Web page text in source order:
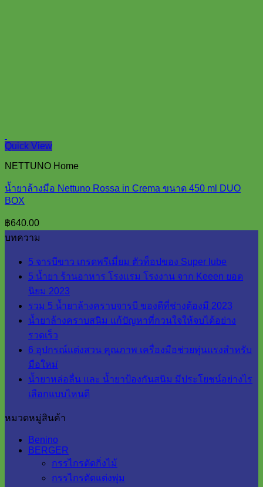
Quick View
NETTUNO Home
น้ำยาล้างมือ Nettuno Rossa in Crema ขนาด 450 ml DUO
BOX
฿640.00
บทความ
5 จารบีขาว เกรดพรีเมี่ยม ตัวท็อปของ Super lube
5 น้ำยา ร้านอาหาร โรงแรม โรงงาน จาก Keeen ยอด
นิยม 2023
รวม 5 น้ำยาล้างคราบจารบี ของดีที่ช่างต้องมี 2023
น้ำยาล้างคราบสนิม แก้ปัญหาที่กวนใจให้จบได้อย่าง
รวดเร็ว
6 อุปกรณ์แต่งสวน คุณภาพ เครื่องมือช่วยทุ่นแรงสำหรับ
มือใหม่
น้ำยาหล่อลื่น และ น้ำยาป้องกันสนิม มีประโยชน์อย่างไร
เลือกแบบไหนดี
หมวดหมู่สินค้า
Benino
BERGER
กรรไกรตัดกิ่งไม้
กรรไกรตัดแต่งพุ่ม